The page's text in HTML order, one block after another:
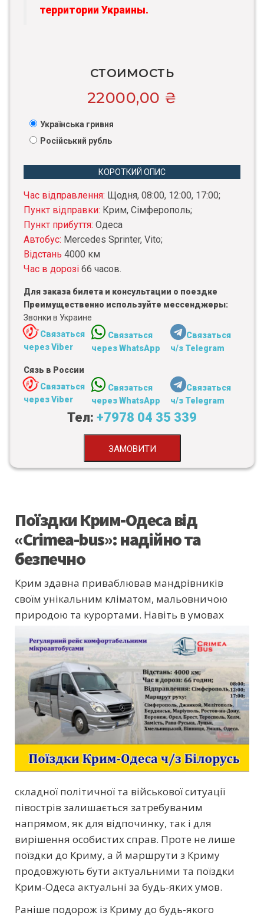
территории Украины.
СТОИМОСТЬ
22000,00 ₴
Українська гривня
Російський рубль
КОРОТКИЙ ОПИС
Час відправлення: Щодня, 08:00, 12:00, 17:00;
Пункт відправки: Крим, Сімферополь;
Пункт прибуття: Одеса
Автобус: Mercedes Sprinter, Vito;
Відстань 4000 км
Час в дорозі 66 часов.
Для заказа билета и консультации о поездке
Преимущественно используйте мессенджеры:
Звонки в Украине
Связаться
через Viber
Связаться
через WhatsApp
Связаться
ч/з Telegram
Сязь в России
Связаться
через Viber
Связаться
через WhatsApp
Связаться
ч/з Telegram
Тел: +7978 04 35 339
ЗАМОВИТИ
Поїздки Крим-Одеса від
«Crimea-bus»: надійно та
безпечно
Крим здавна приваблював мандрівників
своїм унікальним кліматом, мальовничою
природою та курортами. Навіть в умовах
складної політичної та військової ситуації
півострів залишається затребуваним
напрямом, як для відпочинку, так і для
вирішення особистих справ. Проте не лише
поїздки до Криму, а й маршрути з Криму
продовжують бути актуальними та поїздки
Крим-Одеса актуальні за будь-яких умов.
Раніше подорож із Криму до будь-якого